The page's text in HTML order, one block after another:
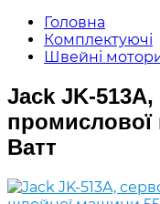
Головна
Комплектуючі
Швейні
Jack JK-
Ватт